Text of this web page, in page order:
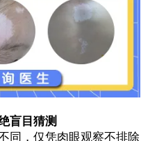
盲目猜测
，仅凭肉眼观察不排除